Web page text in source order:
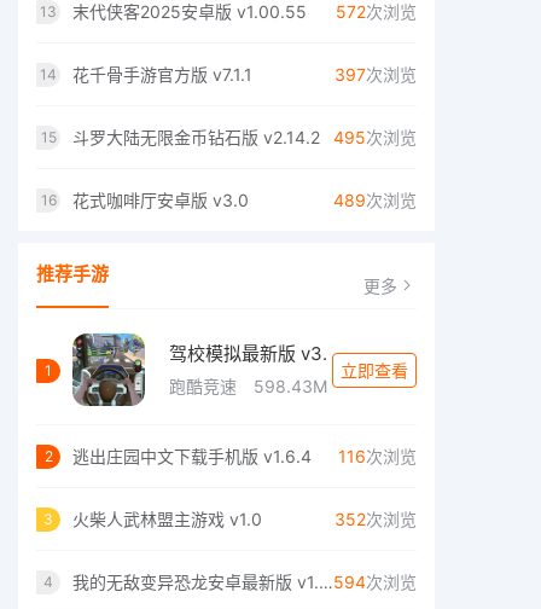
13 末代侠客2025安卓版 v1.00.55 572次浏览
14 花千骨手游官方版 v7.1.1 397次浏览
15 斗罗大陆无限金币钻石版 v2.14.2 495次浏览
16 花式咖啡厅安卓版 v3.0 489次浏览
推荐手游 更多
1
驾校模拟最新版 v3.
跑酷竞速 598.43M
立即查看
2 逃出庄园中文下载手机版 v1.6.4 116次浏览
3 火柴人武林盟主游戏 v1.0 352次浏览
4 我的无敌变异恐龙安卓最新版 v1.0.0594次浏览